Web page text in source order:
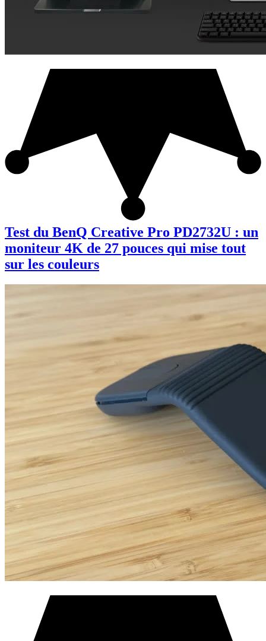
Test du BenQ Creative Pro PD2732U : un
moniteur 4K de 27 pouces qui mise tout
sur les couleurs